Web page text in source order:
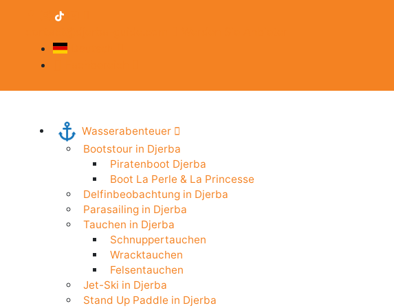
Wasserabenteuer
Bootstour in Djerba
Piratenboot Djerba
Boot La Perle & La Princesse
Delfinbeobachtung in Djerba
Parasailing in Djerba
Tauchen in Djerba
Schnuppertauchen
Wracktauchen
Felsentauchen
Jet-Ski in Djerba